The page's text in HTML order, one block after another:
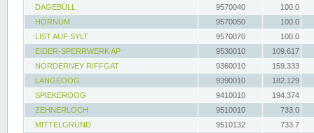
DAGEBÜLL 9570040
100.0
HÖRNUM
9570050
100.0
LIST AUF SYLT
9570070
100.0
EIDER-SPERRWERK AP
9530010
109.617
NORDERNEY RIFFGAT
9360010
159.333
LANGEOOG
9390010
182.129
SPIEKEROOG
9410010
194.374
ZEHNERLOCH
9510010
733.0
MITTELGRUND
9510132
733.7